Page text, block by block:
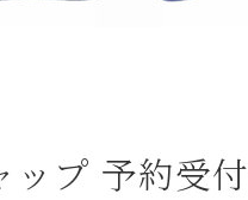
プ 予約受